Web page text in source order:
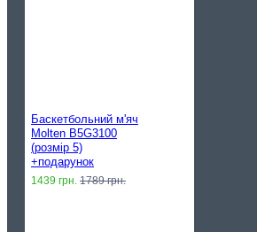
Баскетбольний м'яч
Molten B5G3100
(розмір 5)
+подарунок
1439 грн. 1789 грн.